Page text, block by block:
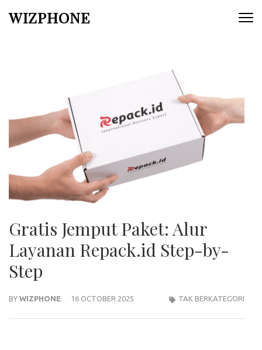
WIZPHONE
Gratis Jemput Paket: Alur
Layanan Repack.id Step-by-
Step
BY WIZPHONE 16 OCTOBER 2025 TAK BERKATEGORI